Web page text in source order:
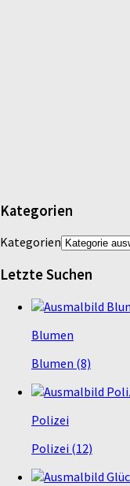
Kategorien
Kategorien
Letzte Suchen
Blumen
Blumen (8)
Polizei
Polizei (12)